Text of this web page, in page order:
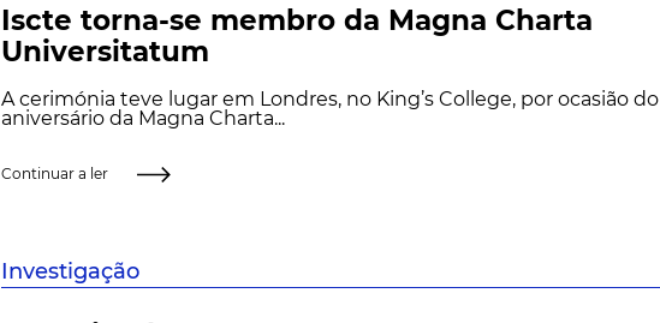
Iscte torna-se membro da Magna Charta
Universitatum
A cerimónia teve lugar em Londres, no King’s College, por ocasião do
aniversário da Magna Charta...
Continuar a ler
Investigação